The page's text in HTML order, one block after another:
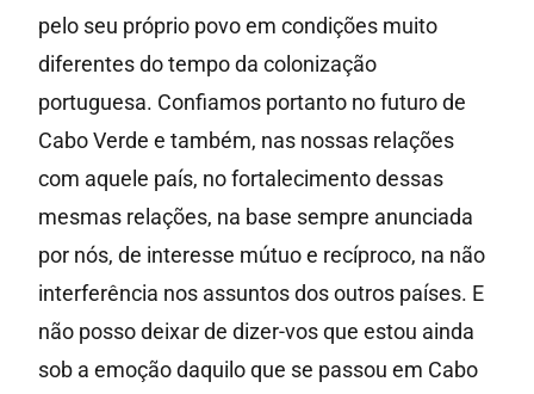
pelo seu próprio povo em condições muito
diferentes do tempo da colonização
portuguesa. Confiamos portanto no futuro de
Cabo Verde e também, nas nossas relações
com aquele país, no fortalecimento dessas
mesmas relações, na base sempre anunciada
por nós, de interesse mútuo e recíproco, na não
interferência nos assuntos dos outros países. E
não posso deixar de dizer-vos que estou ainda
sob a emoção daquilo que se passou em Cabo